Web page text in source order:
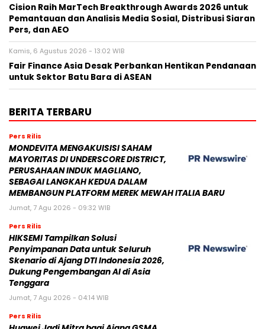
Cision Raih MarTech Breakthrough Awards 2026 untuk
Pemantauan dan Analisis Media Sosial, Distribusi Siaran
Pers, dan AEO
Kamis, 6 Agustus 2026 - 13:02 WIB
Fair Finance Asia Desak Perbankan Hentikan Pendanaan
untuk Sektor Batu Bara di ASEAN
BERITA TERBARU
Pers Rilis
MONDEVITA MENGAKUISISI SAHAM
MAYORITAS DI UNDERSCORE DISTRICT,
PERUSAHAAN INDUK MAGLIANO,
SEBAGAI LANGKAH KEDUA DALAM
MEMBANGUN PLATFORM MEREK MEWAH ITALIA BARU
Jumat, 7 Agu 2026 - 09:32 WIB
Pers Rilis
HIKSEMI Tampilkan Solusi
Penyimpanan Data untuk Seluruh
Skenario di Ajang DTI Indonesia 2026,
Dukung Pengembangan AI di Asia
Tenggara
Jumat, 7 Agu 2026 - 04:14 WIB
Pers Rilis